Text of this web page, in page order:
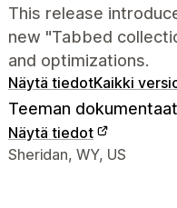
This release
new "Tabbed
and optimizations.
Näytä tiedotKaikki
Teeman
Näytä tiedot
Suunnittelijan yhteystiedot
Sheridan, WY, US